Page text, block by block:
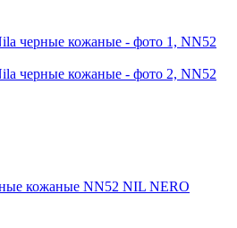
кожаные NN52 NIL NERO